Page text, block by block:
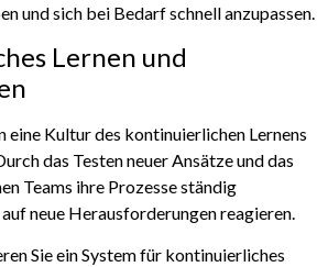
und sich bei Bedarf schnell anzupassen.
Lernen und
Kultur des kontinuierlichen Lernens
das Testen neuer Ansätze und das
Teams ihre Prozesse ständig
neue Herausforderungen reagieren.
Sie ein System für kontinuierliches